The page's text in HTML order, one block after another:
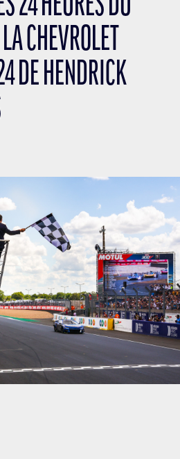
CHEVROLET
DE HENDRICK